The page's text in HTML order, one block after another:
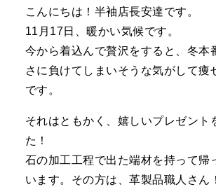
こんにちは！半袖店長安達です。
11月17日、暖かい気候です。
今から着込んで贅沢をすると、冬本
さに負けてしまいそうな気がして痩
です。
それはともかく、嬉しいプレゼント
た！
石の加工工程で出た端材を持って帰
います。その方は、革製品職人さん